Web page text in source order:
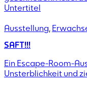
Ausstellung
SAFT!!!
Ein Escape-Room-
Unsterblichkeit und